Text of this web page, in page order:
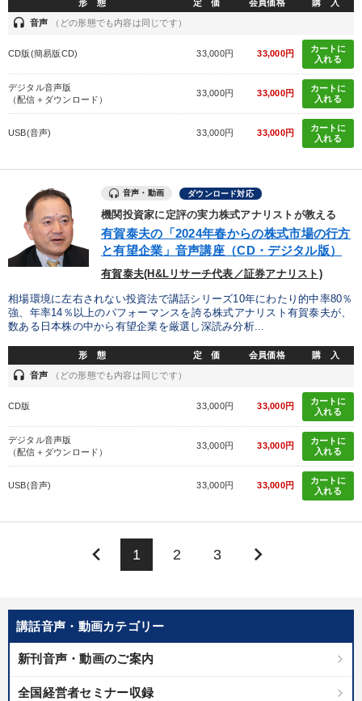
講話音声・動画カテゴリー
新刊音声・動画のご案内
全国経営者セミナー収録
形 態 定 価 会員価格 購 入
headset 音声 （どの形態でも内容は同じです）
CD版(簡易版CD) 33,000円 33,000円
カートに
入れる
デジタル音声版
（配信＋ダウンロード）
33,000円 33,000円
カートに
入れる
USB(音声) 33,000円 33,000円
カートに
入れる
音声・動画 ダウンロード対応
機関投資家に定評の実力株式アナリストが教える
有賀泰夫の「2024年春からの株式市場の行方
と有望企業」音声講座（CD・デジタル版）
有賀泰夫(H&Lリサーチ代表／証券アナリスト)
相場環境に左右されない投資法で講話シリーズ10年にわたり的中率80％
強、年率14％以上のパフォーマンスを誇る株式アナリスト有賀泰夫が、
数ある日本株の中から有望企業を厳選し深読み分析...
形 態 定 価 会員価格 購 入
headset 音声 （どの形態でも内容は同じです）
CD版 33,000円 33,000円
カートに
入れる
デジタル音声版
（配信＋ダウンロード）
33,000円 33,000円
カートに
入れる
USB(音声) 33,000円 33,000円
カートに
入れる
keyboard_arrow_left 1 2 3 keyboard_arrow_right